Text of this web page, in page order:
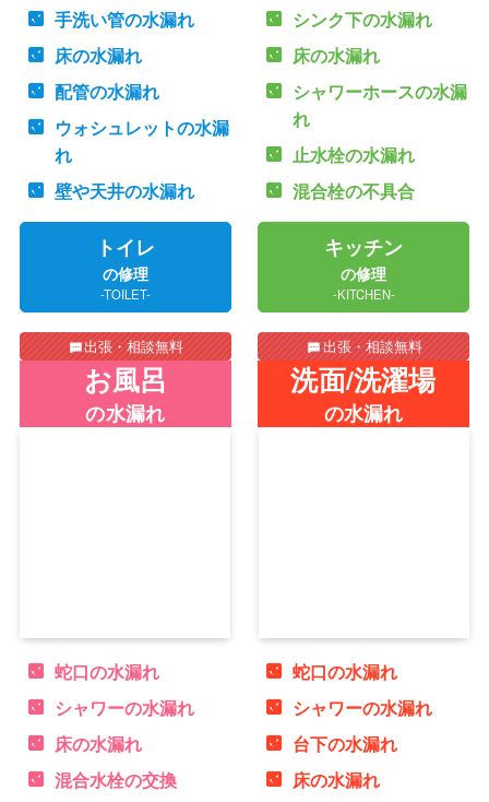
手洗い管の水漏れ
床の水漏れ
配管の水漏れ
ウォシュレットの水漏
れ
壁や天井の水漏れ
トイレ
の修理
-TOILET-
出張・相談無料
シンク下の水漏れ
床の水漏れ
シャワーホースの水漏
れ
止水栓の水漏れ
混合栓の不具合
キッチン
の修理
-KITCHEN-
出張・相談無料
お風呂
の水漏れ
蛇口の水漏れ
シャワーの水漏れ
床の水漏れ
混合水栓の交換
洗面/洗濯場
の水漏れ
蛇口の水漏れ
シャワーの水漏れ
台下の水漏れ
床の水漏れ